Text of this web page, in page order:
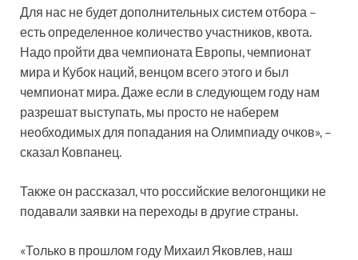
Для нас не будет дополнительных систем отбора –
есть определенное количество участников, квота.
Надо пройти два чемпионата Европы, чемпионат
мира и Кубок наций, венцом всего этого и был
чемпионат мира. Даже если в следующем году нам
разрешат выступать, мы просто не наберем
необходимых для попадания на Олимпиаду очков», –
сказал Ковпанец.
Также он рассказал, что российские велогонщики не
подавали заявки на переходы в другие страны.
«Только в прошлом году Михаил Яковлев, наш